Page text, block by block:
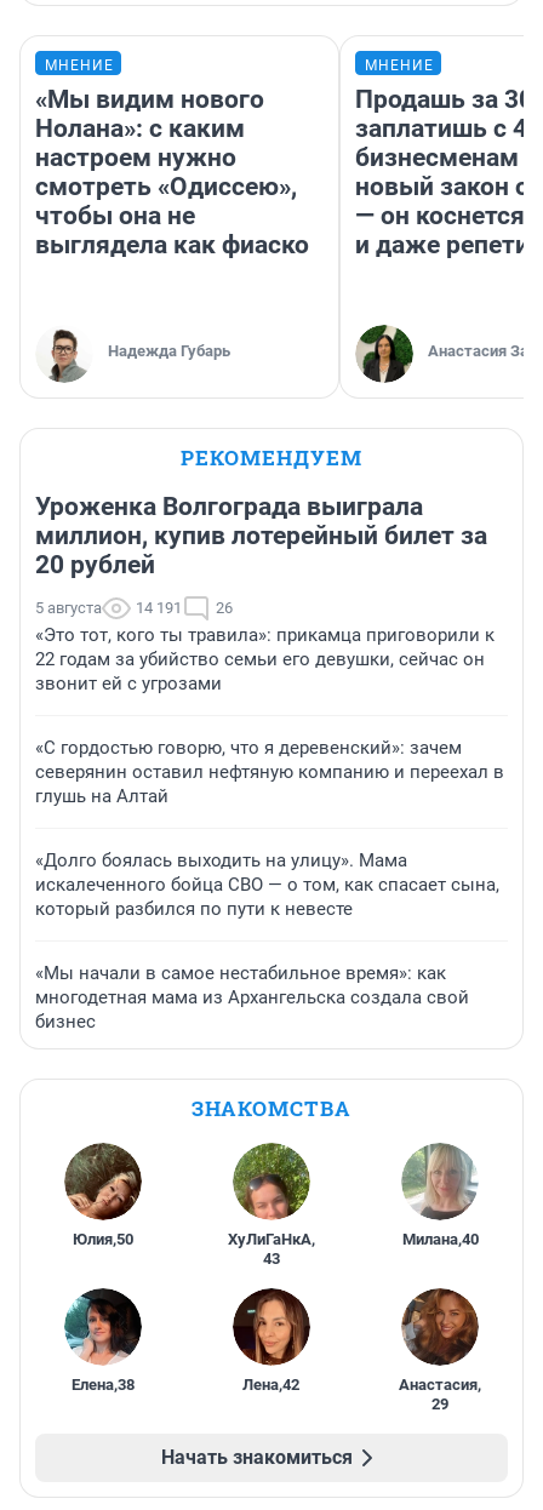
МНЕНИЕ
«Мы видим нового
Нолана»: с каким
настроем нужно
смотреть «Одиссею»,
чтобы она не
выглядела как фиаско
Надежда Губарь
МНЕНИЕ
Продашь за
заплатишь с
бизнесменам
новый закон о
— он коснется
и даже
Анастасия
РЕКОМЕНДУЕМ
Уроженка Волгограда выиграла
миллион, купив лотерейный билет за
20 рублей
5 августа 14 191 26
«Это тот, кого ты травила»: прикамца приговорили к
22 годам за убийство семьи его девушки, сейчас он
звонит ей с угрозами
«С гордостью говорю, что я деревенский»: зачем
северянин оставил нефтяную компанию и переехал в
глушь на Алтай
«Долго боялась выходить на улицу». Мама
искалеченного бойца СВО — о том, как спасает сына,
который разбился по пути к невесте
«Мы начали в самое нестабильное время»: как
многодетная мама из Архангельска создала свой
бизнес
ЗНАКОМСТВА
Юлия,50 ХуЛиГаНкА,
43
Милана,40
Елена,38 Лена,42 Анастасия,
29
Начать знакомиться